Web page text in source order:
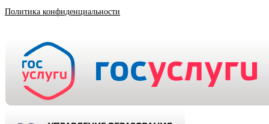
Политика конфиденциальности